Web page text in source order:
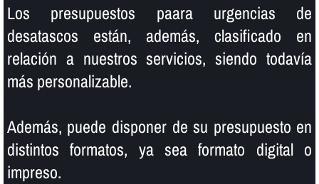
Los presupuestos paara urgencias de
desatascos están, además, clasificado en
relación a nuestros servicios, siendo todaví­a
más personalizable.
Además, puede disponer de su presupuesto en
distintos formatos, ya sea formato digital o
impreso.